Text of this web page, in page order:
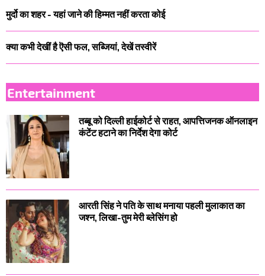
मुर्दो का शहर - यहां जाने की हिम्मत नहीं करता कोई
क्या कभी देखीं है ऎसी फल, सब्जियां, देखें तस्वीरें
Entertainment
तब्बू को दिल्ली हाईकोर्ट से राहत, आपत्तिजनक ऑनलाइन
कंटेंट हटाने का निर्देश देगा कोर्ट
आरती सिंह ने पति के साथ मनाया पहली मुलाकात का
जश्न, लिखा-तुम मेरी ब्लेसिंग हो